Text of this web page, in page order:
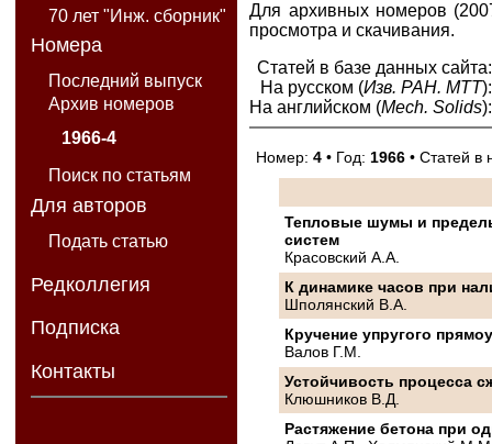
70 лет "Инж. сборник"
Номера
Последний выпуск
Архив номеров
1966-4
Поиск по статьям
Для авторов
Подать статью
Редколлегия
Подписка
Контакты
Для архивных номеров
просмотра и скачивания.
Статей в базе данных сайта:
На русском (Изв. РАН. МТТ):
На английском (Mech. Solids):
Номер:4 • Год: 1966 • Статей
Тепловые шумы и
систем
Красовский A.А.
К динамике часов при
Шполянский B.А.
Кручение упругого
Валов Г.М.
Устойчивость процесса
Клюшников В.Д.
Растяжение бетона при